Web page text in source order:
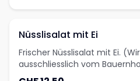
Nüsslisalat mit Ei
Frischer Nüsslisalat mit Ei.
ausschliesslich vom